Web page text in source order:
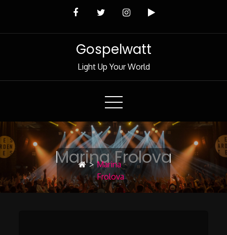
Gospelwatt
Light Up Your World
Marina Frolova
> Marina
Frolova